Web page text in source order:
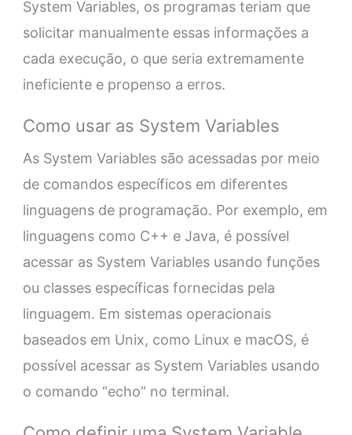
System Variables, os programas teriam que
solicitar manualmente essas informações a
cada execução, o que seria extremamente
ineficiente e propenso a erros.
Como usar as System Variables
As System Variables são acessadas por meio
de comandos específicos em diferentes
linguagens de programação. Por exemplo, em
linguagens como C++ e Java, é possível
acessar as System Variables usando funções
ou classes específicas fornecidas pela
linguagem. Em sistemas operacionais
baseados em Unix, como Linux e macOS, é
possível acessar as System Variables usando
o comando “echo” no terminal.